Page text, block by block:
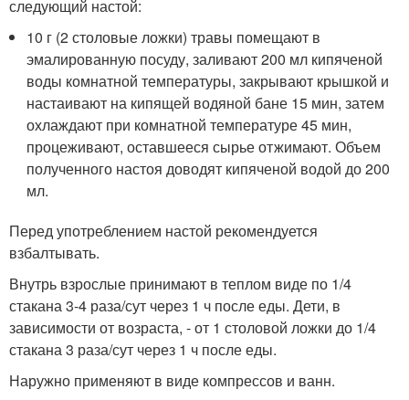
следующий настой:
10 г (2 столовые ложки) травы помещают в
эмалированную посуду, заливают 200 мл кипяченой
воды комнатной температуры, закрывают крышкой и
настаивают на кипящей водяной бане 15 мин, затем
охлаждают при комнатной температуре 45 мин,
процеживают, оставшееся сырье отжимают. Объем
полученного настоя доводят кипяченой водой до 200
мл.
Перед употреблением настой рекомендуется
взбалтывать.
Внутрь взрослые принимают в теплом виде по 1/4
стакана 3-4 раза/сут через 1 ч после еды. Дети, в
зависимости от возраста, - от 1 столовой ложки до 1/4
стакана 3 раза/сут через 1 ч после еды.
Наружно применяют в виде компрессов и ванн.